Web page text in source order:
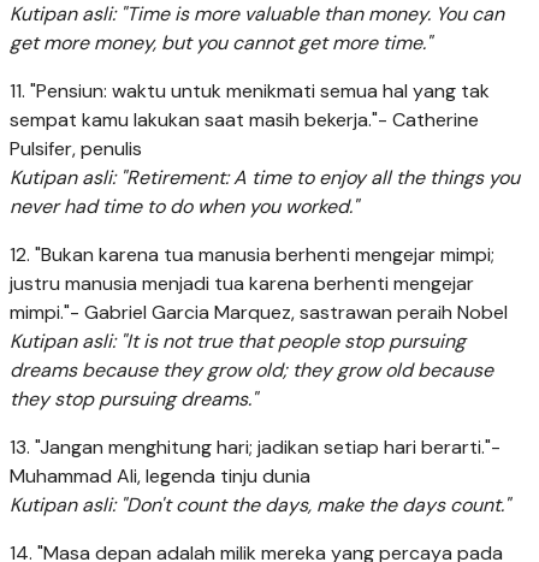
Kutipan asli: "Time is more valuable than money. You can
get more money, but you cannot get more time."
11. "Pensiun: waktu untuk menikmati semua hal yang tak
sempat kamu lakukan saat masih bekerja."- Catherine
Pulsifer, penulis
Kutipan asli: "Retirement: A time to enjoy all the things you
never had time to do when you worked."
12. "Bukan karena tua manusia berhenti mengejar mimpi;
justru manusia menjadi tua karena berhenti mengejar
mimpi."- Gabriel Garcia Marquez, sastrawan peraih Nobel
Kutipan asli: "It is not true that people stop pursuing
dreams because they grow old; they grow old because
they stop pursuing dreams."
13. "Jangan menghitung hari; jadikan setiap hari berarti."-
Muhammad Ali, legenda tinju dunia
Kutipan asli: "Don't count the days, make the days count."
14. "Masa depan adalah milik mereka yang percaya pada